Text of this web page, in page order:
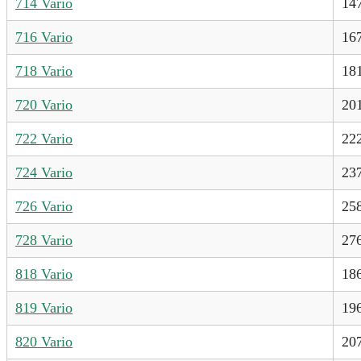
716 Vario
718 Vario
720 Vario
722 Vario
724 Vario
726 Vario
728 Vario
818 Vario
819 Vario
820 Vario